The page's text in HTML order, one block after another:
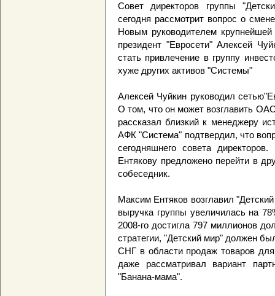
Совет директоров группы
сегодня рассмотрит вопрос о
Новым руководителем
президент "Евросети" Алексей
стать привлечение в группу
хуже других активов "Системы"
Алексей Чуйкин руководил
О том, что он может возглавить
рассказал близкий к менеджеру
АФК "Система" подтвердил, что
сегодняшнего совета
Ентякову предложено перейти в
собеседник.
Максим Ентяков возглавил
выручка группы увеличилась на
2008-го достигла 797 миллионов
стратегии, "Детский мир" должен
СНГ в области продаж товаров
даже рассматривал вариант
"Банана-мама".